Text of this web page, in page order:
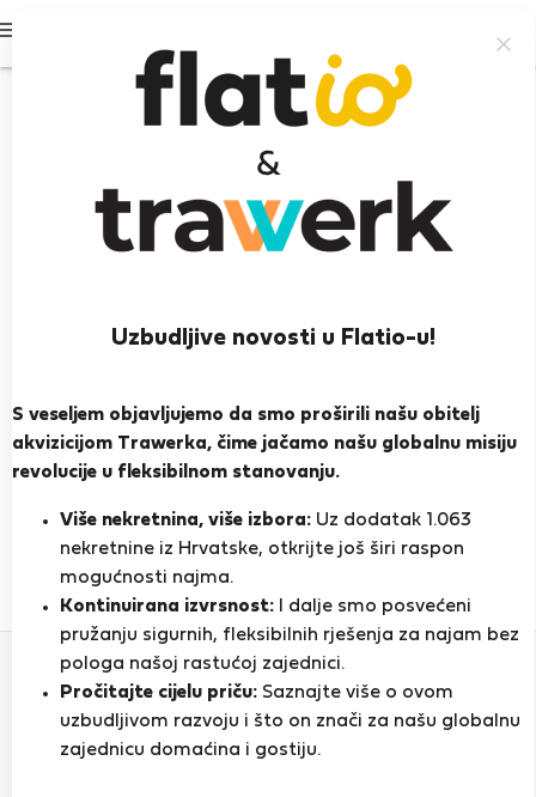
Uzbudljive novosti u Flatio-u!
S veseljem objavljujemo da smo proširili našu obitelj
akvizicijom Trawerka, čime jačamo našu globalnu misiju
revolucije u fleksibilnom stanovanju.
Više nekretnina, više izbora: Uz dodatak 1.063
nekretnine iz Hrvatske, otkrijte još širi raspon
mogućnosti najma.
Kontinuirana izvrsnost: I dalje smo posvećeni
pružanju sigurnih, fleksibilnih rješenja za najam bez
pologa našoj rastućoj zajednici.
Pročitajte cijelu priču: Saznajte više o ovom
uzbudljivom razvoju i što on znači za našu globalnu
zajednicu domaćina i gostiju.
Marin M.
Heroj susjedstva
Split, Marina
PRIKAŽI ŽIVOTOPIS
Ocjena i reference
0
Ponude
Ocjena